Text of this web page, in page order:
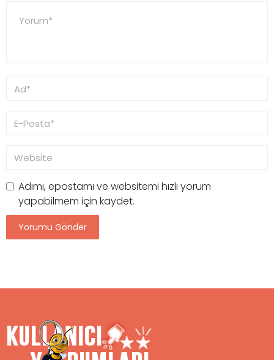
Adımı, epostamı ve websitemi hızlı yorum
yapabilmem için kaydet.